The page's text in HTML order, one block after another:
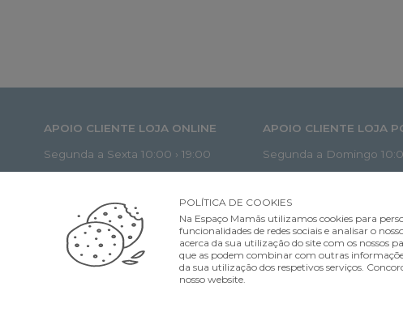
APOIO CLIENTE LOJA ONLINE
Segunda a Sexta 10:00 › 19:00
+351 962 246 800
APOIO CLIENTE LOJA
Segunda a Domingo
+351 91 962 2393
POLÍTICA DE COOKIES
Na Espaço Mamãs utilizamos cookies para
funcionalidades de redes sociais e analisar o
acerca da sua utilização do site com os nossos
que as podem combinar com outras
da sua utilização dos respetivos serviços.
nosso website.